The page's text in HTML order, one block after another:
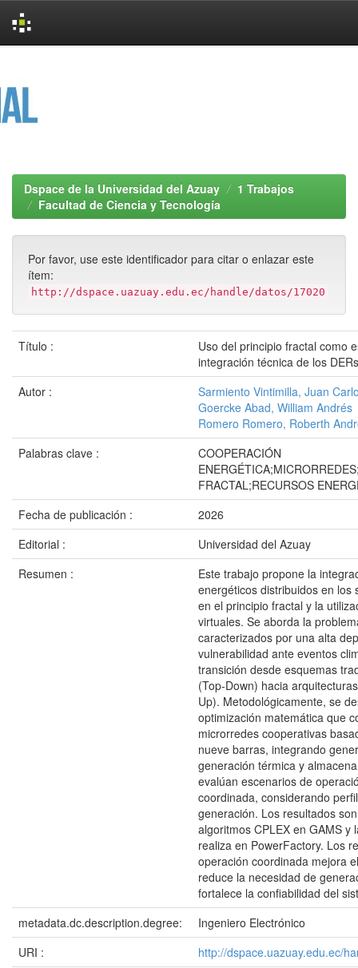
Dspace de la Universidad del Azuay
1 Trabajos
Facultad de Ciencia y Tecnología
Por favor, use este identificador para citar o enlazar este
ítem:
http://dspace.uazuay.edu.ec/handle/datos/17020
Título :
Uso del principio fractal como
integración técnica de los
Autor :
Sarmiento Vintimilla, Juan
Goercke Abad, William Andrés
Romero Romero, Roberth
Palabras clave :
COOPERACIÓN
FRACTAL;RECURSOS
Fecha de publicación :
2026
Editorial :
Universidad del Azuay
Resumen :
Este trabajo propone la
energéticos distribuidos en los
en el principio fractal y la
virtuales. Se aborda la
caracterizados por una alta
vulnerabilidad ante eventos
transición desde esquemas
(Top-Down) hacia
Up). Metodológicamente, se
optimización matemática que
microrredes cooperativas
nueve barras, integrando
generación térmica y
evalúan escenarios de
coordinada, considerando
generación. Los resultados
algoritmos CPLEX en GAMS y
realiza en PowerFactory. Los
operación coordinada mejora
reduce la necesidad de
fortalece la confiabilidad del
metadata.dc.description.degree:
Ingeniero Electrónico
URI :
http://dspace.uazuay.edu.ec/